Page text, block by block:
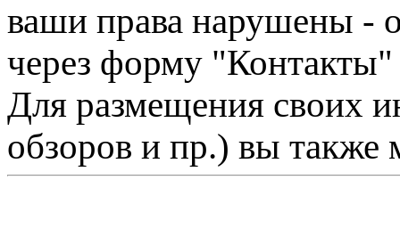
ваши права нарушены -
через форму "Контакты"
Для размещения своих
обзоров и пр.) вы также